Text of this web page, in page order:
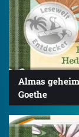
Almas
Goethe